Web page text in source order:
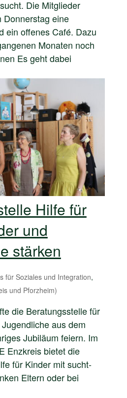
Die Mitglieder
Donnerstag eine
ein offenes Café. Dazu
Monaten noch
Es geht dabei
Hilfe für
und
stärken
für Soziales und Integration,
und Pforzheim)
die Beratungsstelle für
aus dem
Jubiläum feiern. Im
Enzkreis bietet die
für Kinder mit sucht-
Eltern oder bei